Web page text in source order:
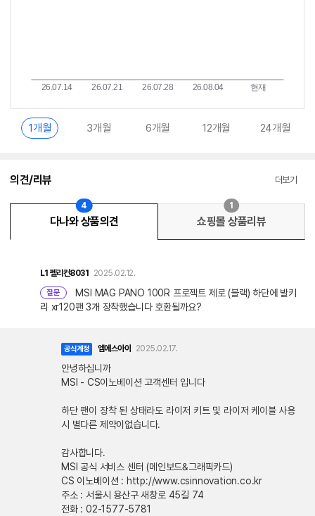
1개월 3개월 6개월 12개월 24개월
의견/리뷰 더보기
다나와 상품의견
4
쇼핑몰 상품리뷰
1
L1 펠리컨8031 2025.02.12.
질문
MSI MAG PANO 100R 프로젝트 제로 (블랙) 하단에 발키
리 xr120팬 3개 장착했습니다 호환될까요?
공식계정 엠에스아이 2025.02.17.
안녕하십니까
MSI - CS이노베이션 고객센터 입니다
하단 팬이 장착 된 상태라도 라이저 키트 및 라이저 케이블 사용
시 별다른 제약이없습니다.
감사합니다.
MSI 공식 서비스 센터 (메인보드&그래픽카드)
CS 이노베이션 : http://www.csinnovation.co.kr
주소 : 서울시 용산구 새창로 45길 74
전화 : 02-1577-5781